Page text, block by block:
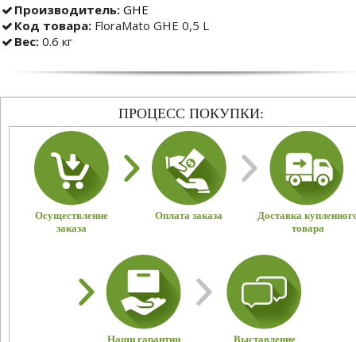
Производитель: GHE
Код товара: FloraMato GHE 0,5 L
Вес: 0.6 кг
ПРОЦЕСС ПОКУПКИ:
Осуществление
заказа
Оплата заказа
Доставка
товара
Наши гарантии
Выставление